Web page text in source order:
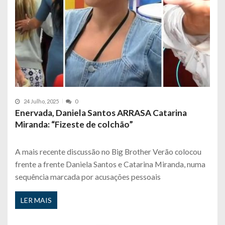
24 Julho, 2025 0
Enervada, Daniela Santos ARRASA Catarina
Miranda: “Fizeste de colchão”
A mais recente discussão no Big Brother Verão colocou
frente a frente Daniela Santos e Catarina Miranda, numa
sequência marcada por acusações pessoais
LER MAIS